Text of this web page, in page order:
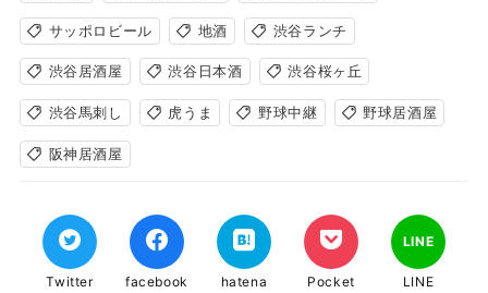
サッポロビール 地酒 渋谷ランチ
渋谷居酒屋 渋谷日本酒 渋谷桜ヶ丘
渋谷馬刺し 虎うま 野球中継 野球居酒屋
阪神居酒屋
Twitter facebook hatena Pocket
LINE
LINE